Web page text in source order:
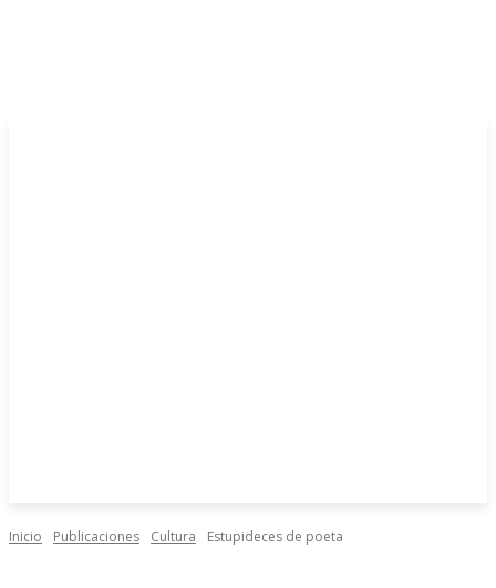
Inicio Publicaciones Cultura Estupideces de poeta